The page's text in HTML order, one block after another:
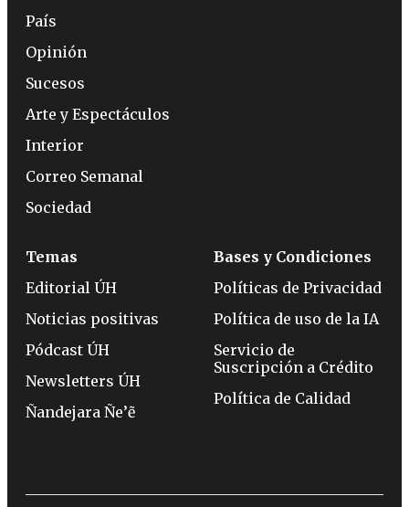
País
Opinión
Sucesos
Arte y Espectáculos
Interior
Correo Semanal
Sociedad
Temas
Editorial ÚH
Noticias positivas
Pódcast ÚH
Newsletters ÚH
Ñandejara Ñe’ẽ
Bases y Condiciones
Políticas de Privacidad
Política de uso de la IA
Servicio de
Suscripción a Crédito
Política de Calidad